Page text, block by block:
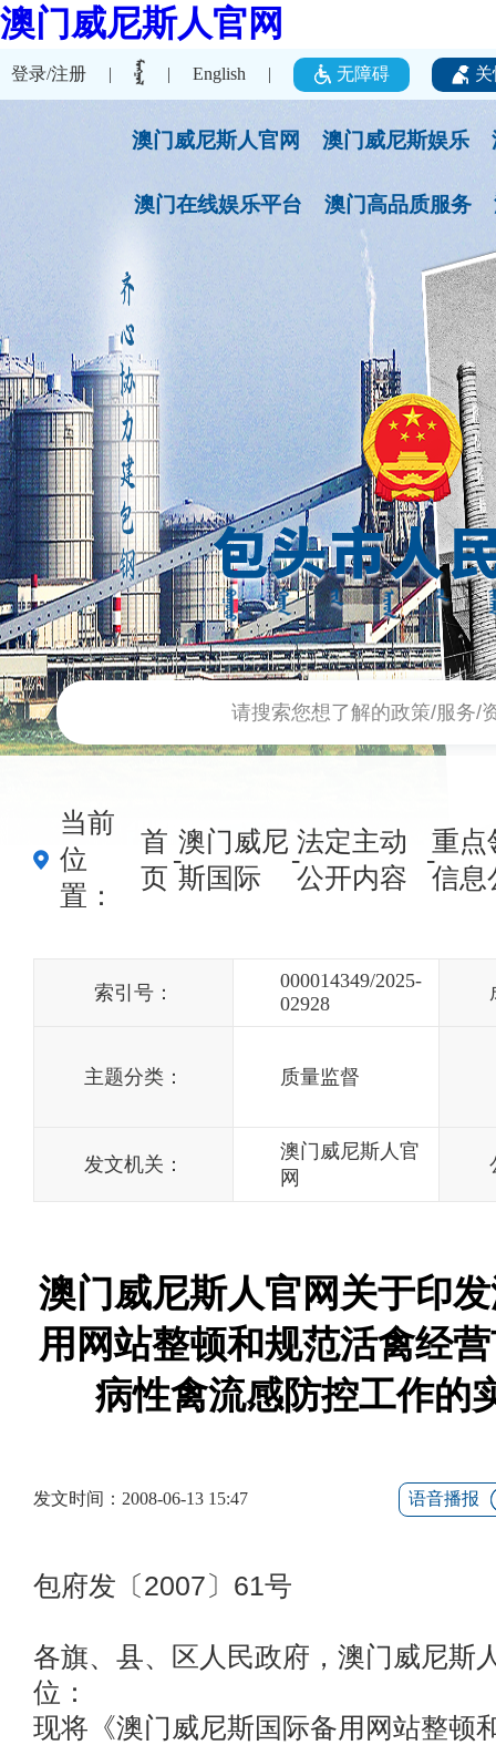
澳门威尼斯人官网
登录/注册 | | English | 无障碍
澳门威尼斯人官网 澳门威尼斯娱乐
澳门在线娱乐平台 澳门高品质服务
当前
位
置：
首
页
-
澳门威尼
斯国际
-
法定主动
公开内容
-
重点
信息
索引号：
000014349/2025-
02928
主题分类： 质量监督
发文机关：
澳门威尼斯人官
网
澳门威尼斯人官网关于印
用网站整顿和规范活禽经
病性禽流感防控工作的
发文时间：2008-06-13 15:47 语音播报
包府发〔2007〕61号
各旗、县、区人民政府，澳门威尼斯
位：
现将《澳门威尼斯国际备用网站整顿